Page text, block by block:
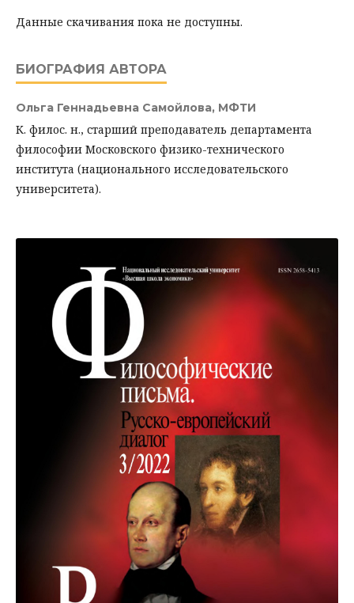
Данные скачивания пока не доступны.
БИОГРАФИЯ АВТОРА
Ольга Геннадьевна Самойлова, МФТИ
К. филос. н., старший преподаватель департамента
философии Московского физико-технического
института (национального исследовательского
университета).